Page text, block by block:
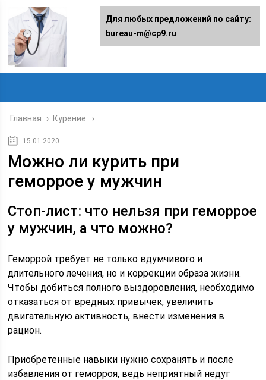
Главная › Курение
15.01.2020
Можно ли курить при
геморрое у мужчин
Стоп-лист: что нельзя при геморрое
у мужчин, а что можно?
Геморрой требует не только вдумчивого и
длительного лечения, но и коррекции образа жизни.
Чтобы добиться полного выздоровления, необходимо
отказаться от вредных привычек, увеличить
двигательную активность, внести изменения в
рацион.
Приобретенные навыки нужно сохранять и после
избавления от геморроя, ведь неприятный недуг
Для любых предложений по сайту:
bureau-m@cp9.ru